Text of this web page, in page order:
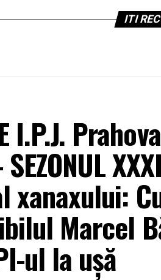
ITI
I.P.J.
SEZONUL
xanaxului:
Marcel
ul la ușă